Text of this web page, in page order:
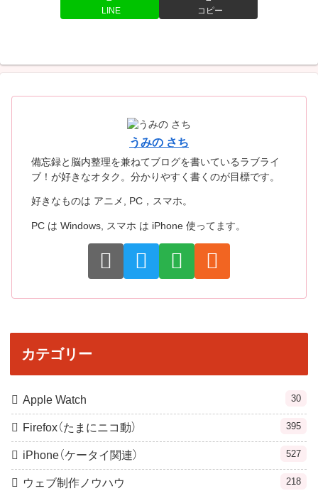
LINE コピー
うみの さち
備忘録と脳内整理を兼ねてブログを書いているラブライ
ブ！が好きなオタク。分かりやすく書くのが目標です。
好きなものは アニメ, PC，スマホ。
PC は Windows, スマホ は iPhone 使ってます。
カテゴリー
Apple Watch 30
Firefox（たまにニコ動） 395
iPhone（ケータイ関連） 527
ウェブ制作ノウハウ 218